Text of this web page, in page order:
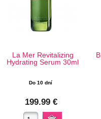
La Mer Revitalizing
Hydrating Serum 30ml
Do 10 dní
199.99 €